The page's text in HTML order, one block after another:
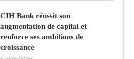
CIH Bank réussit son
augmentation de capital et
renforce ses ambitions de
croissance